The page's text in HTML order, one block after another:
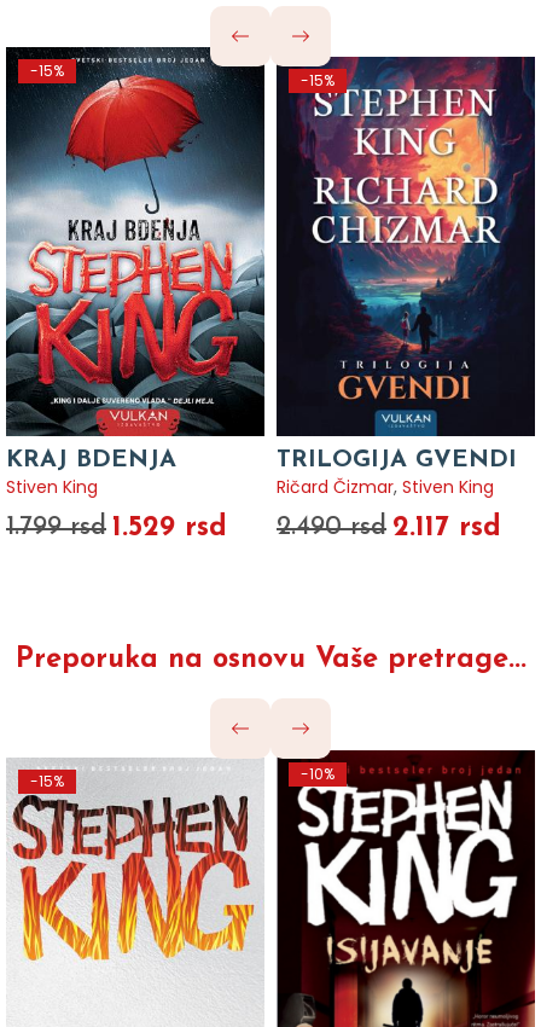
-15%
KRAJ BDENJA
Stiven King
1.799 rsd 1.529 rsd
-15%
TRILOGIJA GVENDI
Ričard Čizmar, Stiven King
2.490 rsd 2.117 rsd
Preporuka na osnovu Vaše pretrage...
-15% -10%